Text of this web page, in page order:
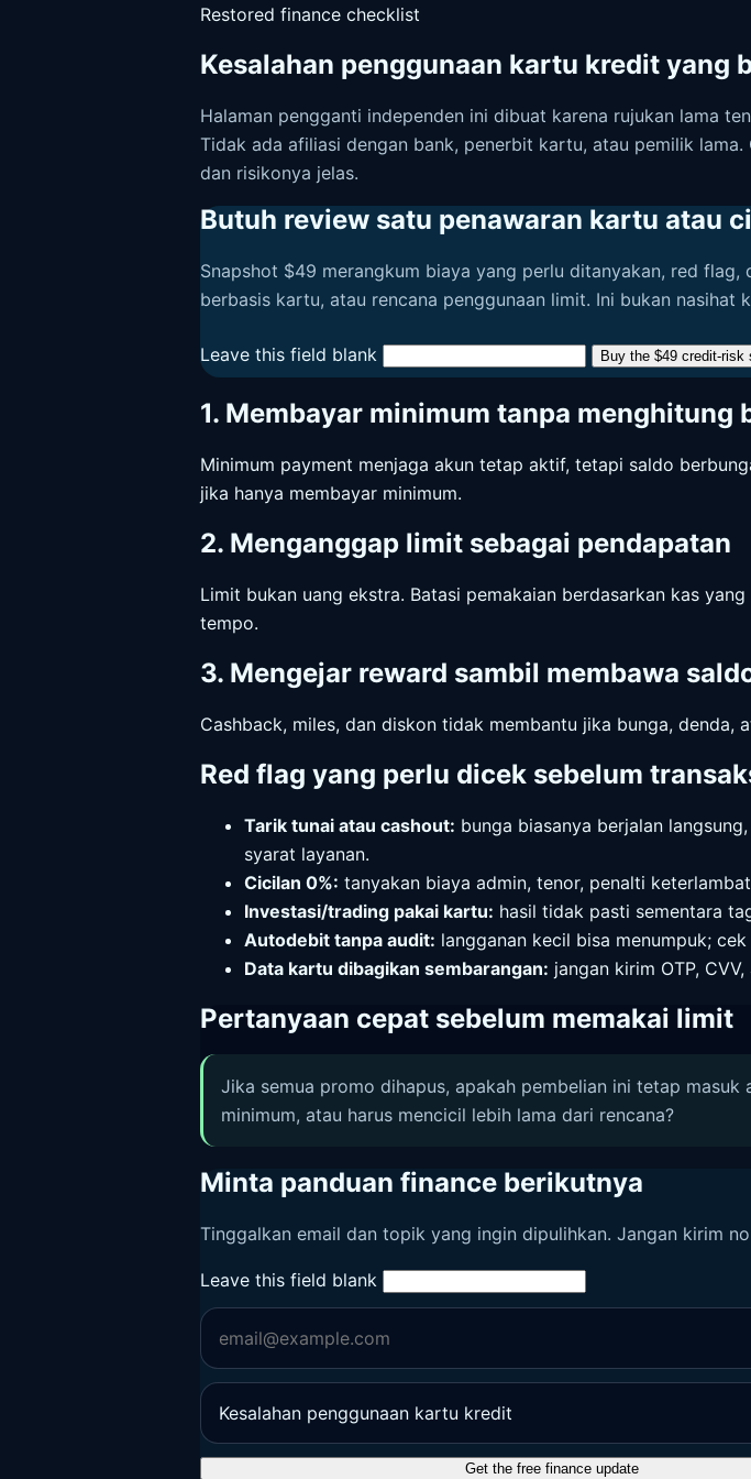
Restored finance checklist
Kesalahan penggunaan kartu kredit yang
Halaman pengganti independen ini dibuat karena rujukan lama
Tidak ada afiliasi dengan bank, penerbit kartu, atau pemilik
dan risikonya jelas.
Butuh review satu penawaran kartu atau
Snapshot $49 merangkum biaya yang perlu ditanyakan, red
berbasis kartu, atau rencana penggunaan limit. Ini bukan nasihat
Leave this field blank Buy the $49 credit-risk
1. Membayar minimum tanpa menghitung
Minimum payment menjaga akun tetap aktif, tetapi saldo
jika hanya membayar minimum.
2. Menganggap limit sebagai pendapatan
Limit bukan uang ekstra. Batasi pemakaian berdasarkan kas
tempo.
3. Mengejar reward sambil membawa
Cashback, miles, dan diskon tidak membantu jika bunga, denda,
Red flag yang perlu dicek sebelum
Tarik tunai atau cashout: bunga biasanya berjalan
syarat layanan.
Cicilan 0%: tanyakan biaya admin, tenor, penalti
Investasi/trading pakai kartu: hasil tidak pasti sementara
Autodebit tanpa audit: langganan kecil bisa menumpuk;
Data kartu dibagikan sembarangan: jangan kirim OTP,
Pertanyaan cepat sebelum memakai limit
Jika semua promo dihapus, apakah pembelian ini tetap
minimum, atau harus mencicil lebih lama dari rencana?
Minta panduan finance berikutnya
Tinggalkan email dan topik yang ingin dipulihkan. Jangan kirim
Leave this field blank
Get the free finance update